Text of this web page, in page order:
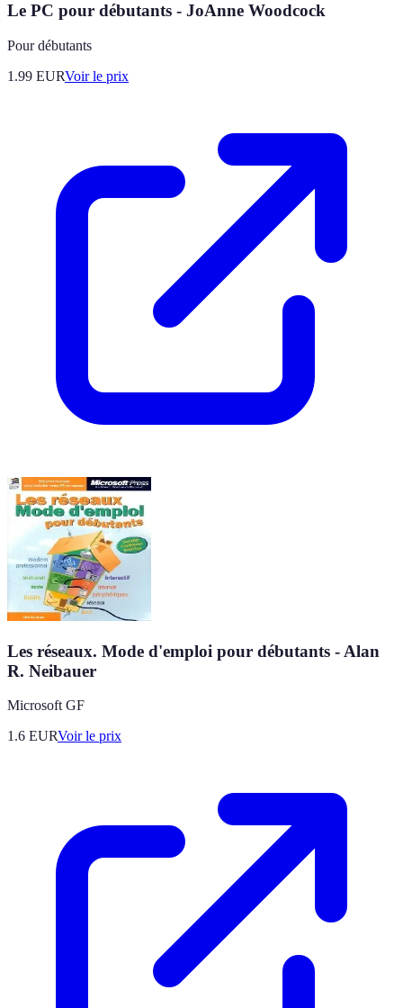
Le PC pour débutants - JoAnne Woodcock
Pour débutants
1.99 EURVoir le prix
Les réseaux. Mode d'emploi pour débutants - Alan
R. Neibauer
Microsoft GF
1.6 EURVoir le prix